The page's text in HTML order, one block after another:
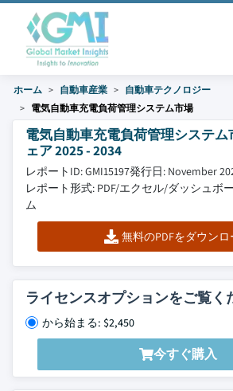
ホーム 自動車産業
自動車テクノロジー
電気自動車充電負荷管理システム市場
電気自動車充電負荷管理システム
ェア 2025 - 2034
レポートID: GMI15197発行日: November
レポート形式: PDF/エクセル/ダッシュボ
ム
無料のPDFをダウンロ
ライセンスオプションをご覧く
から始まる: $2,450
今すぐ購入